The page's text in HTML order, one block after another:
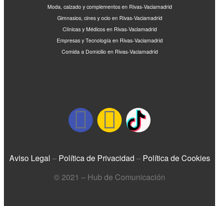
Moda, calzado y complementos en Rivas-Vaciamadrid
Gimnasios, cines y ocio en Rivas-Vaciamadrid
Clínicas y Médicos en Rivas-Vaciamadrid
Empresas y Tecnología en Rivas-Vaciamadrid
Comida a Domicilio en Rivas-Vaciamadrid
Aviso Legal – Política de Privacidad – Política de Cookies
© 2021 – Hub de Comunicación